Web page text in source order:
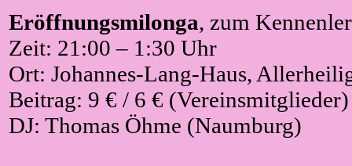
Eröffnungsmilonga, zum
Zeit: 21:00 – 1:30 Uhr
Ort: Johannes-Lang-Haus,
Beitrag: 9 € / 6 € (Vereinsmitglieder)
DJ: Thomas Öhme (Naumburg)